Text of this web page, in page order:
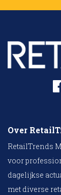
Over
RetailTrends
voor
dagelijkse
met diverse